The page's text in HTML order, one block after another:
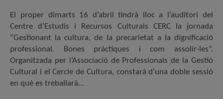
El proper dimarts 16 d’abril tindrà lloc a l’auditori del
Centre d’Estudis i Recursos Culturals CERC la jornada
“Gestionant la cultura, de la precarietat a la dignificació
professional. Bones pràctiques i com assolir-les”.
Organitzada per l’Associació de Professionals de la Gestió
Cultural i el Cercle de Cultura, constarà d’una doble sessió
en què es treballarà…